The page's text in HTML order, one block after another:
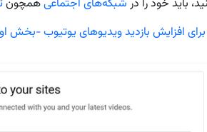
باید خود را در شبکه‌های اجتماعیهمچون
برای افزایش بازدید ویدیوهای یوتیوب -بخش